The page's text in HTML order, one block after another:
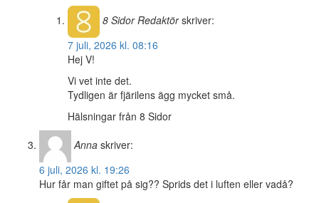
8 SidorRedaktör skriver:
7 juli, 2026 kl. 08:16
Hej V!
Vi vet inte det.
Tydligen är fjärilens ägg mycket små.
Hälsningar från 8 Sidor
Anna skriver:
6 juli, 2026 kl. 19:26
Hur får man giftet på sig?? Sprids det i luften eller vadå?